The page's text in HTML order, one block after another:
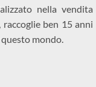
nella vendita
raccoglie ben 15 anni
mondo.